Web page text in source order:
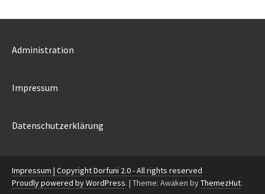
Administration
Impressum
Datenschutzerklärung
Impressum | Copyright Dorfuni 2.0 - All rights reserved
Proudly powered byWordPress. | Theme: Awaken byThemezHut.